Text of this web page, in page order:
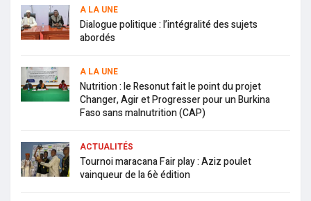
A LA UNE
Dialogue politique : l’intégralité des sujets
abordés
A LA UNE
Nutrition : le Resonut fait le point du projet
Changer, Agir et Progresser pour un Burkina
Faso sans malnutrition (CAP)
ACTUALITÉS
Tournoi maracana Fair play : Aziz poulet
vainqueur de la 6è édition